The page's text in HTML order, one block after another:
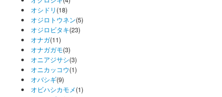
オシドリ (18)
オジロトウネン(5)
オジロビタキ(23)
オナガ(11)
オナガガモ(3)
オニアジサシ(3)
オニカッコウ(1)
オバシギ(9)
オビハシカモメ(1)